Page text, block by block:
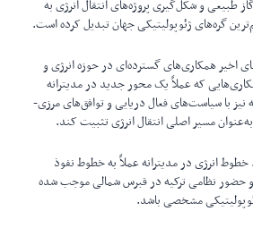
و شکل‌گیری پروژه‌های انتقال انرژی به
گره‌های ژئوپولیتیکی جهان تبدیل کرده است.
اخیر همکاری‌های گسترده‌ای در حوزه انرژی و
که عملاً یک محور جدید در مدیترانه
نیز با سیاست‌های فعال دریایی و توافق‌های مرزی-
مسیر اصلی انتقال انرژی تثبیت کند.
انرژی در مدیترانه عملاً به خطوط نفوذ
حضور نظامی ترکیه در قبرس شمالی موجب شده
مشخصی باشد.